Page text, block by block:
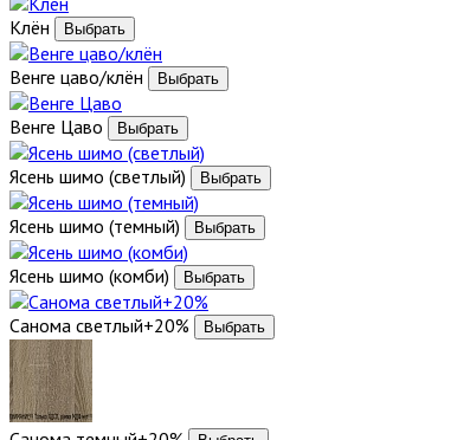
Клён
Венге цаво/клён
Венге Цаво
Ясень шимо (светлый)
Ясень шимо (темный)
Ясень шимо (комби)
Санома светлый+20%